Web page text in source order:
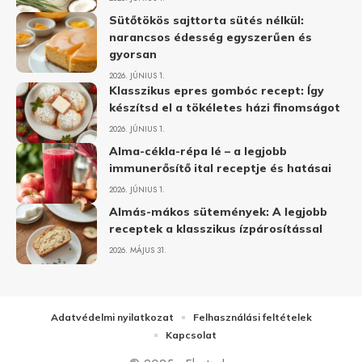
Sütőtökös sajttorta sütés nélkül:
narancsos édesség egyszerűen és
gyorsan
2026. JÚNIUS 1.
Klasszikus epres gombóc recept: Így
készítsd el a tökéletes házi finomságot
2026. JÚNIUS 1.
Alma-cékla-répa lé – a legjobb
immunerősítő ital receptje és hatásai
2026. JÚNIUS 1.
Almás-mákos sütemények: A legjobb
receptek a klasszikus ízpárosítással
2026. MÁJUS 31.
Adatvédelmi nyilatkozat
Felhasználási feltételek
Kapcsolat